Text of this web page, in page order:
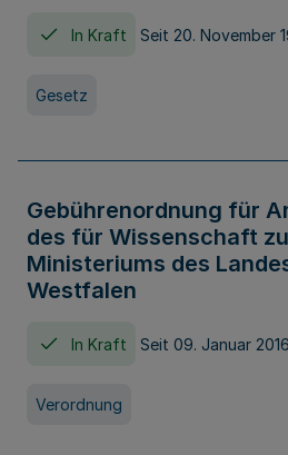
In Kraft Seit 20. November
Gesetz
Gebührenordnung für
des für Wissenschaft
Ministeriums des
Westfalen
In Kraft Seit 09. Januar 2016
Verordnung